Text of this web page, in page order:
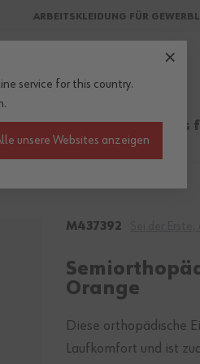
ARBEITSKLEIDUNG FÜR
KollektionenBerufeBasics
M437392
Orange
Diese orthopädische
Laufkomfort und ist
service for this country.
unsere Websites anzeigen